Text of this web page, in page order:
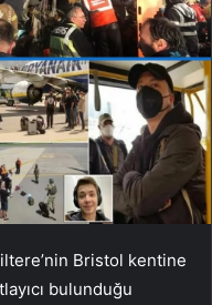
Bristol kentine
bulunduğu